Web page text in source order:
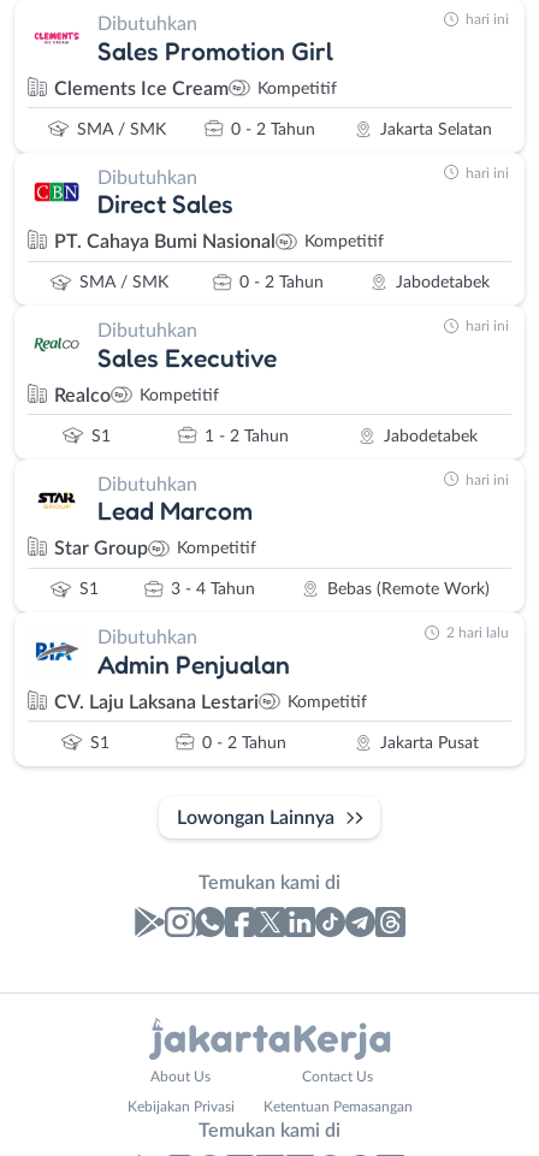
Dibutuhkan
Sales Promotion Girl
Clements Ice Cream Kompetitif
SMA / SMK 0 - 2 Tahun Jakarta Selatan
hari ini
Dibutuhkan
Direct Sales
PT. Cahaya Bumi Nasional Kompetitif
SMA / SMK 0 - 2 Tahun Jabodetabek
hari ini
Dibutuhkan
Sales Executive
Realco Kompetitif
S1 1 - 2 Tahun Jabodetabek
hari ini
Dibutuhkan
Lead Marcom
Star Group Kompetitif
S1 3 - 4 Tahun Bebas (Remote Work)
hari ini
Dibutuhkan
Admin Penjualan
CV. Laju Laksana Lestari Kompetitif
S1 0 - 2 Tahun Jakarta Pusat
2 hari lalu
Lowongan Lainnya
Temukan kami di
About Us Contact Us
Kebijakan Privasi Ketentuan Pemasangan
Temukan kami di